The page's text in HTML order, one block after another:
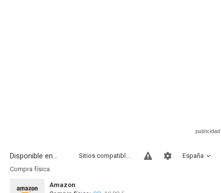
Disponible en... España
Sitios compatibles
Compra física
Amazon